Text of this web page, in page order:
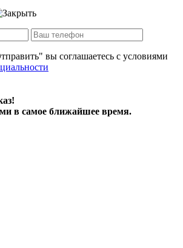
вы соглашаетесь с условиями
в самое ближайшее время.